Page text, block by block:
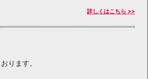
詳しくはこちら >>
ります。